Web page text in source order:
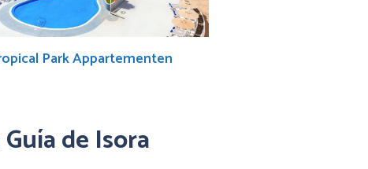
Park Appartementen
de Isora